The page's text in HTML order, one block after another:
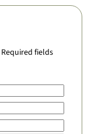
Required fields